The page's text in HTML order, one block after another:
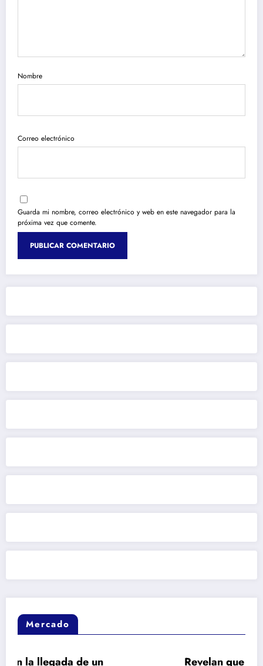
Nombre
Correo electrónico
Guarda mi nombre, correo electrónico y web en este navegador para la
próxima vez que comente.
Mercado
Revelan que la oferta del Real